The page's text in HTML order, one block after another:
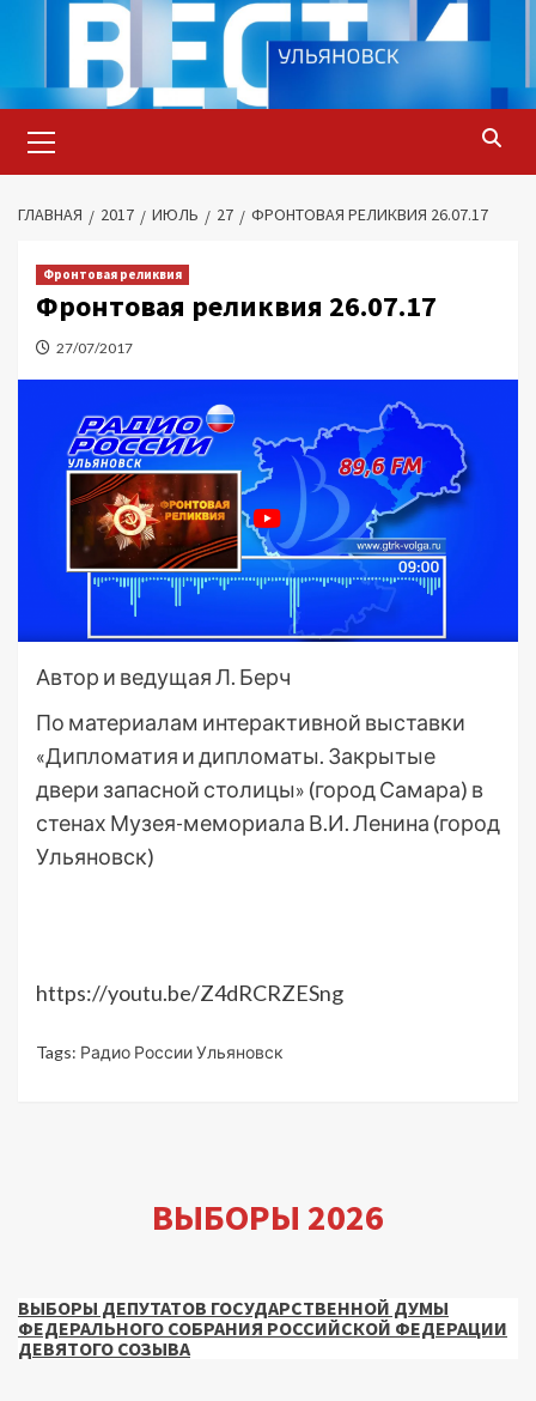
содержимому
меню
ГЛАВНАЯ 2017 ИЮЛЬ 27 ФРОНТОВАЯ РЕЛИКВИЯ 26.07.17
Фронтовая реликвия
Фронтовая реликвия 26.07.17
27/07/2017
Автор и ведущая Л. Берч
По материалам интерактивной выставки
«Дипломатия и дипломаты. Закрытые
двери запасной столицы» (город Самара) в
стенах Музея-мемориала В.И. Ленина (город
Ульяновск)
https://youtu.be/Z4dRCRZESng
Tags: Радио России Ульяновск
ВЫБОРЫ 2026
ВЫБОРЫ ДЕПУТАТОВ ГОСУДАРСТВЕННОЙ ДУМЫ
ФЕДЕРАЛЬНОГО СОБРАНИЯ РОССИЙСКОЙ ФЕДЕРАЦИИ
ДЕВЯТОГО СОЗЫВА